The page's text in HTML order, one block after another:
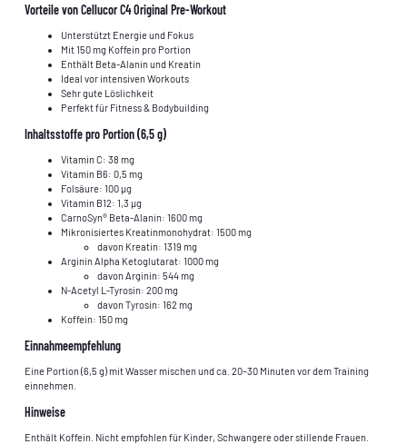
Vorteile von Cellucor C4 Original Pre-Workout
Unterstützt Energie und Fokus
Mit 150 mg Koffein pro Portion
Enthält Beta-Alanin und Kreatin
Ideal vor intensiven Workouts
Sehr gute Löslichkeit
Perfekt für Fitness & Bodybuilding
Inhaltsstoffe pro Portion (6,5 g)
Vitamin C: 38 mg
Vitamin B6: 0,5 mg
Folsäure: 100 µg
Vitamin B12: 1,3 µg
CarnoSyn® Beta-Alanin: 1600 mg
Mikronisiertes Kreatinmonohydrat: 1500 mg
davon Kreatin: 1319 mg
Arginin Alpha Ketoglutarat: 1000 mg
davon Arginin: 544 mg
N-Acetyl L-Tyrosin: 200 mg
davon Tyrosin: 162 mg
Koffein: 150 mg
Einnahmeempfehlung
Eine Portion (6,5 g) mit Wasser mischen und ca. 20–30 Minuten vor dem Training
einnehmen.
Hinweise
Enthält Koffein. Nicht empfohlen für Kinder, Schwangere oder stillende Frauen.